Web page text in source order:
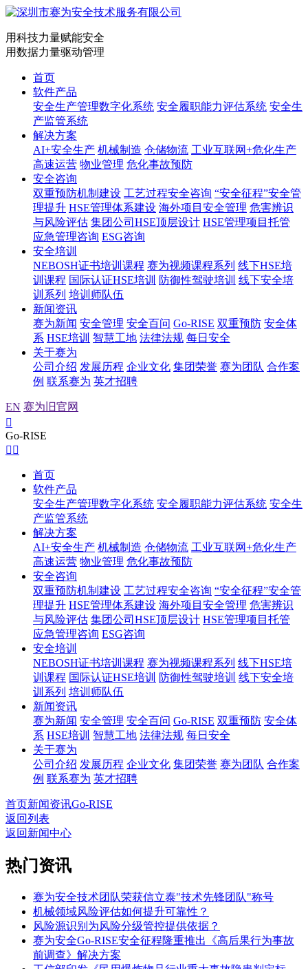
用科技力量赋能安全
用数据力量驱动管理
首页
软件产品
安全生产管理数字化系统 安全履职能力评估系统 安全生
产监管系统
解决方案
AI+安全生产 机械制造 仓储物流 工业互联网+危化生产
高速运营 物业管理 危化事故预防
安全咨询
双重预防机制建设 工艺过程安全咨询 “安全征程”安全管
理提升 HSE管理体系建设 海外项目安全管理 危害辨识
与风险评估 集团公司HSE顶层设计 HSE管理项目托管
应急管理咨询 ESG咨询
安全培训
NEBOSH证书培训课程 赛为视频课程系列 线下HSE培
训课程 国际认证HSE培训 防御性驾驶培训 线下安全培
训系列 培训师队伍
新闻资讯
赛为新闻 安全管理 安全百问 Go-RISE 双重预防 安全体
系 HSE培训 智慧工地 法律法规 每日安全
关于赛为
公司介绍 发展历程 企业文化 集团荣誉 赛为团队 合作案
例 联系赛为 英才招聘
EN 赛为旧官网

Go-RISE
 
首页
软件产品
安全生产管理数字化系统 安全履职能力评估系统 安全生
产监管系统
解决方案
AI+安全生产 机械制造 仓储物流 工业互联网+危化生产
高速运营 物业管理 危化事故预防
安全咨询
双重预防机制建设 工艺过程安全咨询 “安全征程”安全管
理提升 HSE管理体系建设 海外项目安全管理 危害辨识
与风险评估 集团公司HSE顶层设计 HSE管理项目托管
应急管理咨询 ESG咨询
安全培训
NEBOSH证书培训课程 赛为视频课程系列 线下HSE培
训课程 国际认证HSE培训 防御性驾驶培训 线下安全培
训系列 培训师队伍
新闻资讯
赛为新闻 安全管理 安全百问 Go-RISE 双重预防 安全体
系 HSE培训 智慧工地 法律法规 每日安全
关于赛为
公司介绍 发展历程 企业文化 集团荣誉 赛为团队 合作案
例 联系赛为 英才招聘
首页新闻资讯Go-RISE
返回列表
返回新闻中心
热门资讯
赛为安全技术团队荣获信立泰"技术先锋团队"称号
机械领域风险评估如何提升可靠性？
风险源识别为风险分级管控提供依据？
赛为安全Go-RISE安全征程隆重推出《高后果行为事故
前调查》解决方案